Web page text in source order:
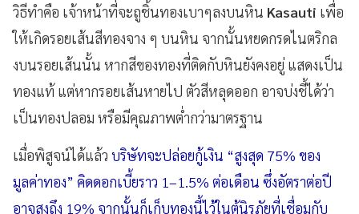
วิธีทำคือ เจ้าหน้าที่จะถูชิ้นทองเบาๆลงบนหิน Kasauti เพื่อ
ให้เกิดรอยเส้นสีทองจาง ๆ บนหิน จากนั้นหยดกรดไนตริกล
งบนรอยเส้นนั้น หากสีของทองที่ติดกับหินยังคงอยู่ แสดงเป็น
ทองแท้ แต่หากรอยเส้นหายไป ตัวสีหลุดออก อาจบ่งชี้ได้ว่า
เป็นทองปลอม หรือมีคุณภาพต่ำกว่ามาตรฐาน
เมื่อพิสูจน์ได้แล้ว บริษัทจะปล่อยกู้เงิน “สูงสุด 75% ของ
มูลค่าทอง” คิดดอกเบี้ยราว 1–1.5% ต่อเดือน ซึ่งอัตราต่อปี
อาจสูงถึง 19% จากนั้นก็เก็บทองนี้ไว้ในตู้นิรภัยที่เชื่อมกับ